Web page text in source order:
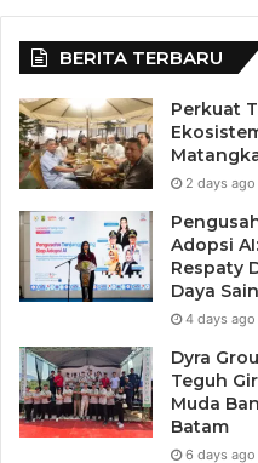
Khaidir beserta para
BERITA TERBARU
Perkuat
2 days ago
Adopsi
Respaty
Daya
4 days ago
Dyra
Teguh
Muda
Batam
6 days ago